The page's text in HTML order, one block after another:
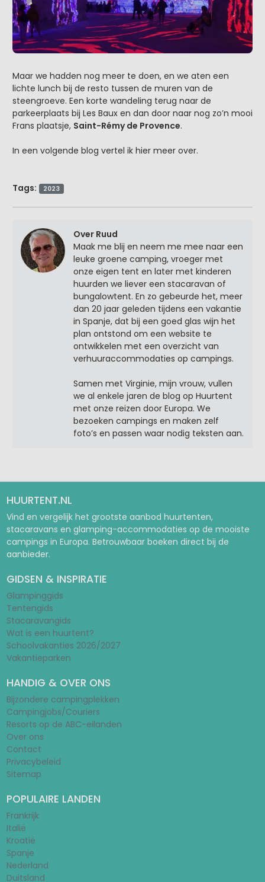
Maar we hadden nog meer te doen, en we aten een
lichte lunch bij de resto tussen de muren van de
steengroeve. Een korte wandeling terug naar de
parkeerplaats bij Les Baux en dan door naar nog zo’n mooi
Frans plaatsje, Saint-Rémy de Provence.
In een volgende blog vertel ik hier meer over.
Tags: 2023
Over Ruud
Maak me blij en neem me mee naar een
leuke groene camping, vroeger met
onze eigen tent en later met kinderen
huurden we liever een stacaravan of
bungalowtent. En zo gebeurde het, meer
dan 20 jaar geleden tijdens een vakantie
in Spanje, dat bij een goed glas wijn het
plan ontstond om een website te
ontwikkelen met een overzicht van
verhuuraccommodaties op campings.
Samen met Virginie, mijn vrouw, vullen
we al enkele jaren de blog op Huurtent
met onze reizen door Europa. We
bezoeken campings en maken zelf
foto’s en passen waar nodig teksten aan.
HUURTENT.NL
Vind en vergelijk het grootste aanbod huurtenten,
stacaravans en glamping-accommodaties op de mooiste
campings in Europa. Betrouwbaar boeken direct bij de
aanbieder.
GIDSEN & INSPIRATIE
Glampinggids
Tentengids
Stacaravangids
Wat is een huurtent?
Schoolvakanties 2026/2027
Vakantieparken
HANDIG & OVER ONS
Bijzondere campingplekken
Campingjobs/Couriers
Resorts op de ABC-eilanden
Over ons
Contact
Privacybeleid
Sitemap
POPULAIRE LANDEN
Frankrijk
Italië
Kroatië
Spanje
Nederland
Duitsland